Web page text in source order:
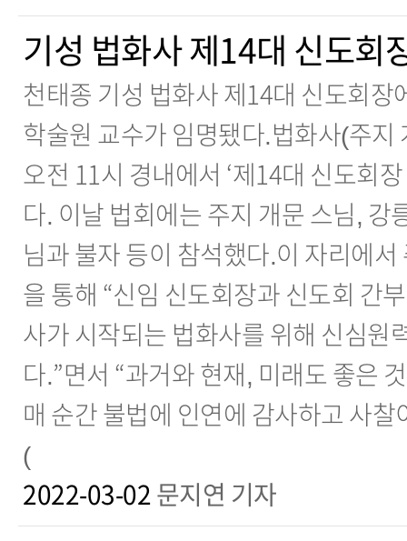
기성 법화사 제14대 신도회
천태종 기성 법화사 제14대 신도회장
학술원 교수가 임명됐다.법화사(주지
오전 11시 경내에서 ‘제14대 신도회
다. 이날 법회에는 주지 개문 스님, 강
님과 불자 등이 참석했다.이 자리에서
을 통해 “신임 신도회장과 신도회 간
사가 시작되는 법화사를 위해 신심원
다.”면서 “과거와 현재, 미래도 좋은
매 순간 불법에 인연에 감사하고 사찰
(
2022-03-02 문지연 기자